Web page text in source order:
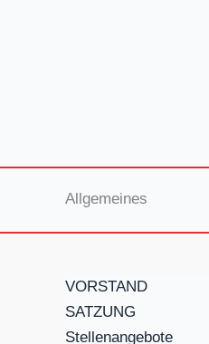
Allgemeines
VORSTAND
SATZUNG
Stellenangebote